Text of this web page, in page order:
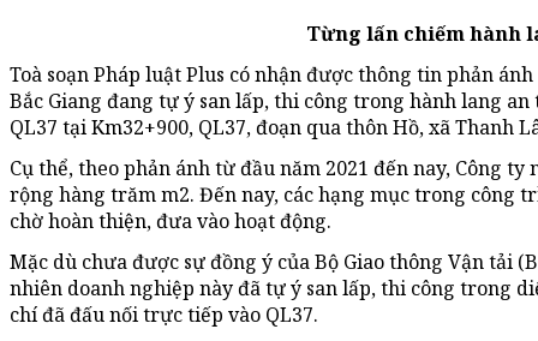
Từng lấn chiếm hành
Toà soạn Pháp luật Plus có nhận được thông tin phản
Bắc Giang đang tự ý san lấp, thi công trong hành lang
QL37 tại Km32+900, QL37, đoạn qua thôn Hồ, xã Thanh
Cụ thể, theo phản ánh từ đầu năm 2021 đến nay, Công
rộng hàng trăm m2. Đến nay, các hạng mục trong công
chờ hoàn thiện, đưa vào hoạt động.
Mặc dù chưa được sự đồng ý của Bộ Giao thông Vận tải
nhiên doanh nghiệp này đã tự ý san lấp, thi công trong
chí đã đấu nối trực tiếp vào QL37.